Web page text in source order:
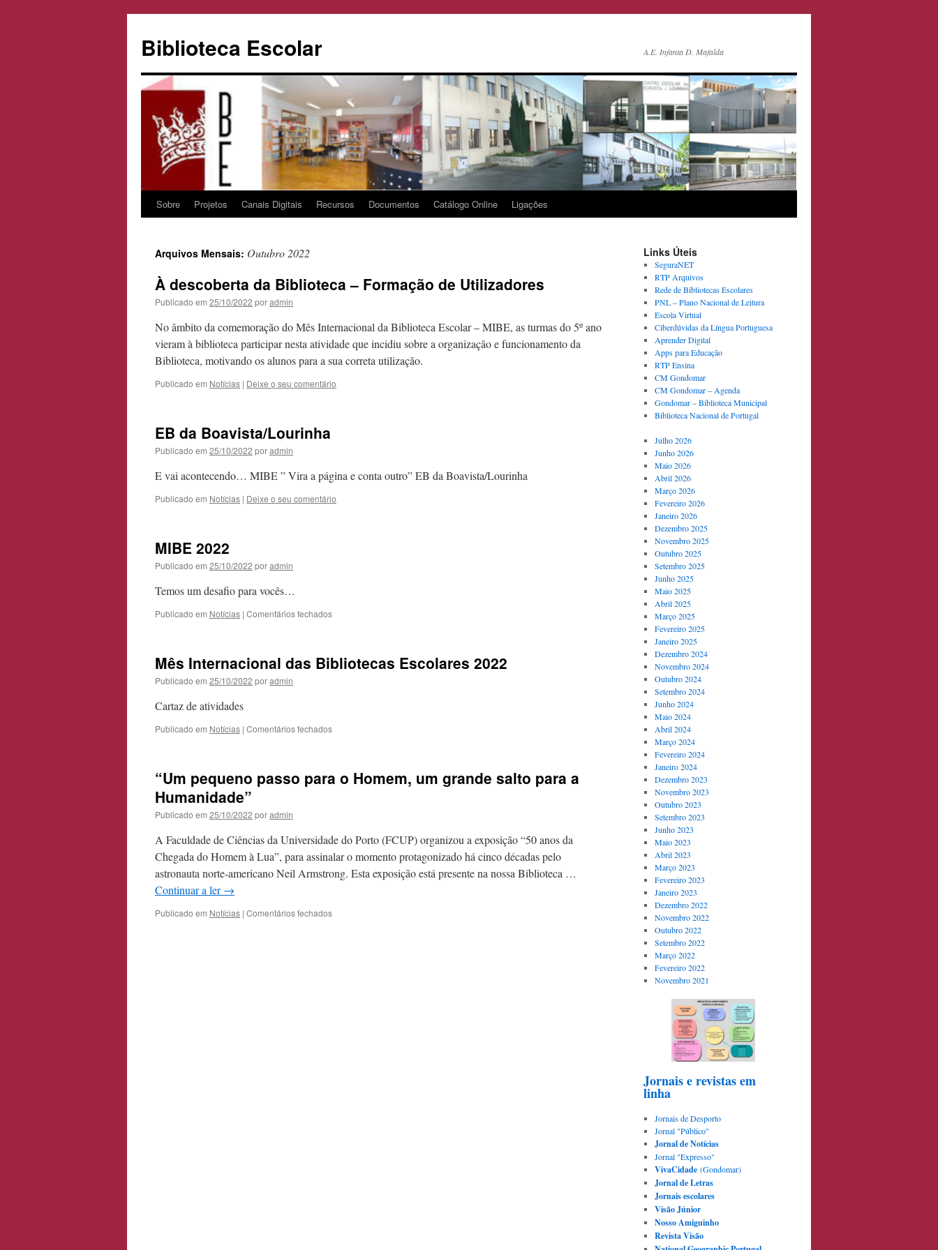
Biblioteca Escolar A.E. Infanta D. Mafalda
Saltar
conteúdo
Sobre Projetos Canais Digitais Recursos Documentos Catálogo Online Ligações
Arquivos Mensais: Outubro 2022
À descoberta da Biblioteca – Formação de Utilizadores
Publicado em 25/10/2022 poradmin
No âmbito da comemoração do Mês Internacional da Biblioteca Escolar – MIBE, as turmas do 5º ano
vieram à biblioteca participar nesta atividade que incidiu sobre a organização e funcionamento da
Biblioteca, motivando os alunos para a sua correta utilização.
Publicado em Notícias | Deixe o seu comentário
EB da Boavista/Lourinha
Publicado em 25/10/2022 poradmin
E vai acontecendo… MIBE ” Vira a página e conta outro” EB da Boavista/Lourinha
Publicado em Notícias | Deixe o seu comentário
MIBE 2022
Publicado em 25/10/2022 poradmin
Temos um desafio para vocês…
Publicado em Notícias | Comentários fechadosem
Mês Internacional das Bibliotecas Escolares 2022
Publicado em 25/10/2022 poradmin
Cartaz de atividades
Publicado em Notícias | Comentários fechadosem
Bibliotecas
“Um pequeno passo para o Homem, um grande salto para a
Humanidade”
Publicado em 25/10/2022 poradmin
A Faculdade de Ciências da Universidade do Porto (FCUP) organizou a exposição “50 anos da
Chegada do Homem à Lua”, para assinalar o momento protagonizado há cinco décadas pelo
astronauta norte-americano Neil Armstrong. Esta exposição está presente na nossa Biblioteca …
Continuar a ler→
Publicado em Notícias | Comentários fechadosem
Links Úteis
SeguraNET
RTP Arquivos
Rede de Bibliotecas Escolares
PNL – Plano Nacional de Leitura
Escola Virtual
Ciberdúvidas da Língua Portuguesa
Aprender Digital
Apps para Educação
RTP Ensina
CM Gondomar
CM Gondomar – Agenda
Gondomar – Biblioteca Municipal
Biblioteca Nacional de Portugal
Julho 2026
Junho 2026
Maio 2026
Abril 2026
Março 2026
Fevereiro 2026
Janeiro 2026
Dezembro 2025
Novembro 2025
Outubro 2025
Setembro 2025
Junho 2025
Maio 2025
Abril 2025
Março 2025
Fevereiro 2025
Janeiro 2025
Dezembro 2024
Novembro 2024
Outubro 2024
Setembro 2024
Junho 2024
Maio 2024
Abril 2024
Março 2024
Fevereiro 2024
Janeiro 2024
Dezembro 2023
Novembro 2023
Outubro 2023
Setembro 2023
Junho 2023
Maio 2023
Abril 2023
Março 2023
Fevereiro 2023
Janeiro 2023
Dezembro 2022
Novembro 2022
Outubro 2022
Setembro 2022
Março 2022
Fevereiro 2022
Novembro 2021
Jornais e revistas em
linha
Jornais de Desporto
Jornal "Público"
Jornal de Notícias
Jornal "Expresso"
VivaCidade(Gondomar)
Jornal de Letras
Jornais escolares
Visão Júnior
Nosso Amiguinho
Revista Visão